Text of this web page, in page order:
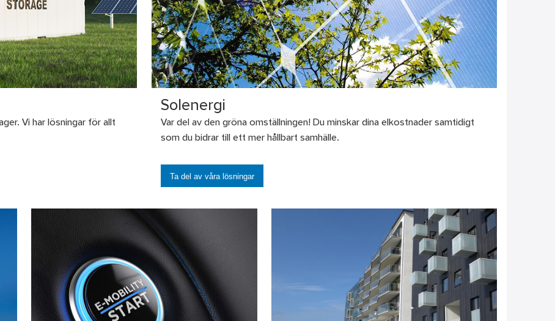
Vi har lösningar för allt
Solenergi
Var del av den gröna omställningen! Du minskar dina elkostnader samtidigt
som du bidrar till ett mer hållbart samhälle.
Ta del av våra lösningar